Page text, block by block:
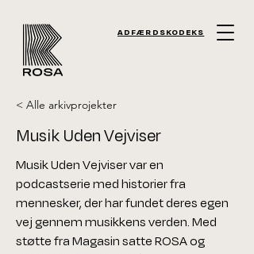
ADFÆRDSKODEKS
< Alle arkivprojekter
Musik Uden Vejviser
Musik Uden Vejviser var en
podcastserie med historier fra
mennesker, der har fundet deres egen
vej gennem musikkens verden. Med
støtte fra Magasin satte ROSA og